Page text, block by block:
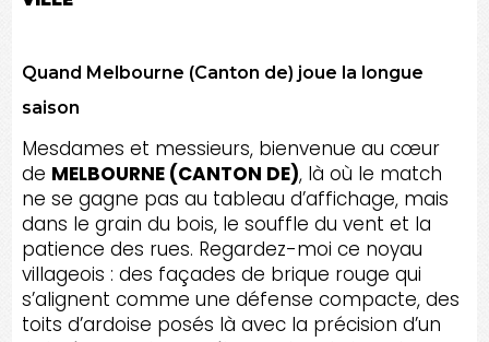
Quand Melbourne (Canton de) joue la longue
saison
Mesdames et messieurs, bienvenue au cœur
de MELBOURNE (CANTON DE), là où le match
ne se gagne pas au tableau d’affichage, mais
dans le grain du bois, le souffle du vent et la
patience des rues. Regardez-moi ce noyau
villageois : des façades de brique rouge qui
s’alignent comme une défense compacte, des
toits d’ardoise posés là avec la précision d’un